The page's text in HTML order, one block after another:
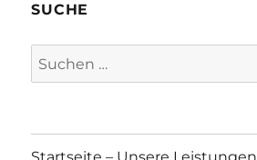
SUCHE
Suchen
nach:
Startseite – Unsere Leistungen